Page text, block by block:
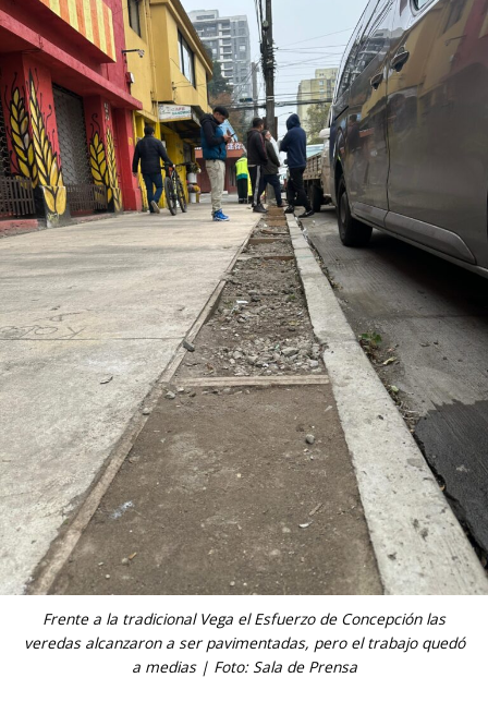
Frente a la tradicional Vega el Esfuerzo de Concepción las
veredas alcanzaron a ser pavimentadas, pero el trabajo quedó
a medias | Foto: Sala de Prensa